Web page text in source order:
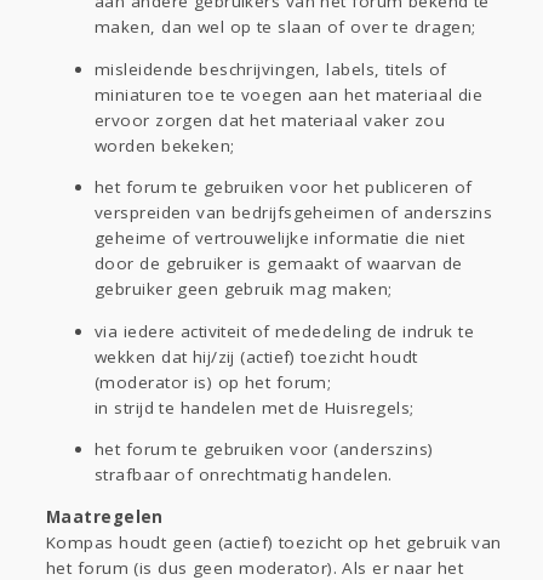
maken, dan wel op te slaan of over te dragen;
misleidende beschrijvingen, labels, titels of
miniaturen toe te voegen aan het materiaal die
ervoor zorgen dat het materiaal vaker zou
worden bekeken;
het forum te gebruiken voor het publiceren of
verspreiden van bedrijfsgeheimen of anderszins
geheime of vertrouwelijke informatie die niet
door de gebruiker is gemaakt of waarvan de
gebruiker geen gebruik mag maken;
via iedere activiteit of mededeling de indruk te
wekken dat hij/zij (actief) toezicht houdt
(moderator is) op het forum;
in strijd te handelen met de Huisregels;
het forum te gebruiken voor (anderszins)
strafbaar of onrechtmatig handelen.
Maatregelen
Kompas houdt geen (actief) toezicht op het gebruik van
het forum (is dus geen moderator). Als er naar het